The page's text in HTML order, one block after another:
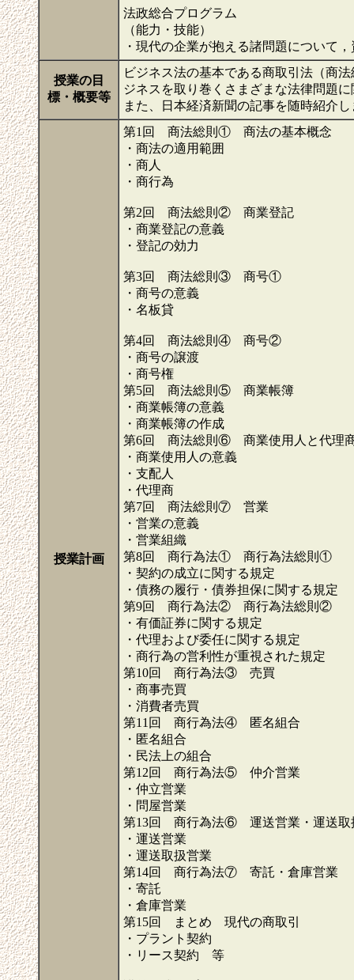
法政総合プログラム
（能力・技能）
・現代の企業が抱える諸問題について
授業の目
標・概要等
ビジネス法の基本である商取引法（商
ジネスを取り巻くさまざまな法律問題
また、日本経済新聞の記事を随時紹介
授業計画
第1回 商法総則① 商法の基本概念
・商法の適用範囲
・商人
・商行為
第2回 商法総則② 商業登記
・商業登記の意義
・登記の効力
第3回 商法総則③ 商号①
・商号の意義
・名板貸
第4回 商法総則④ 商号②
・商号の譲渡
・商号権
第5回 商法総則⑤ 商業帳簿
・商業帳簿の意義
・商業帳簿の作成
第6回 商法総則⑥ 商業使用人と代
・商業使用人の意義
・支配人
・代理商
第7回 商法総則⑦ 営業
・営業の意義
・営業組織
第8回 商行為法① 商行為法総則①
・契約の成立に関する規定
・債務の履行・債券担保に関する規定
第9回 商行為法② 商行為法総則②
・有価証券に関する規定
・代理および委任に関する規定
・商行為の営利性が重視された規定
第10回 商行為法③ 売買
・商事売買
・消費者売買
第11回 商行為法④ 匿名組合
・匿名組合
・民法上の組合
第12回 商行為法⑤ 仲介営業
・仲立営業
・問屋営業
第13回 商行為法⑥ 運送営業・運送
・運送営業
・運送取扱営業
第14回 商行為法⑦ 寄託・倉庫営業
・寄託
・倉庫営業
第15回 まとめ 現代の商取引
・プラント契約
・リース契約 等